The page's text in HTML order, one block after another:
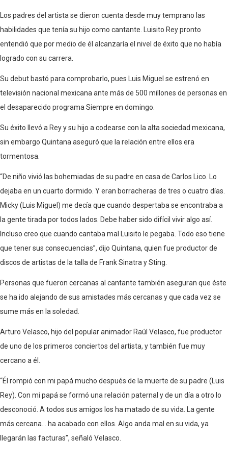
Los padres del artista se dieron cuenta desde muy temprano las
habilidades que tenía su hijo como cantante. Luisito Rey pronto
entendió que por medio de él alcanzaría el nivel de éxito que no había
logrado con su carrera.
Su debut bastó para comprobarlo, pues Luis Miguel se estrenó en
televisión nacional mexicana ante más de 500 millones de personas en
el desaparecido programa Siempre en domingo.
Su éxito llevó a Rey y su hijo a codearse con la alta sociedad mexicana,
sin embargo Quintana aseguró que la relación entre ellos era
tormentosa.
“De niño vivió las bohemiadas de su padre en casa de Carlos Lico. Lo
dejaba en un cuarto dormido. Y eran borracheras de tres o cuatro días.
Micky (Luis Miguel) me decía que cuando despertaba se encontraba a
la gente tirada por todos lados. Debe haber sido difícil vivir algo así.
Incluso creo que cuando cantaba mal Luisito le pegaba. Todo eso tiene
que tener sus consecuencias”, dijo Quintana, quien fue productor de
discos de artistas de la talla de Frank Sinatra y Sting.
Personas que fueron cercanas al cantante también aseguran que éste
se ha ido alejando de sus amistades más cercanas y que cada vez se
sume más en la soledad.
Arturo Velasco, hijo del popular animador Raúl Velasco, fue productor
de uno de los primeros conciertos del artista, y también fue muy
cercano a él.
“Él rompió con mi papá mucho después de la muerte de su padre (Luis
Rey). Con mi papá se formó una relación paternal y de un día a otro lo
desconoció. A todos sus amigos los ha matado de su vida. La gente
más cercana… ha acabado con ellos. Algo anda mal en su vida, ya
llegarán las facturas”, señaló Velasco.